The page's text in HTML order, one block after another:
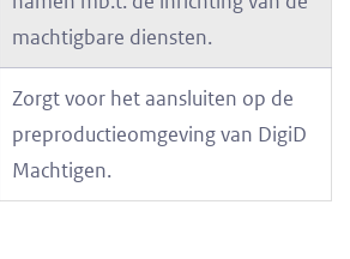
machtigbare diensten.
Zorgt voor het aansluiten op de
preproductieomgeving van DigiD
Machtigen.